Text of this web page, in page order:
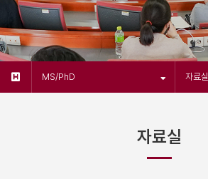
MS/PhD 자료실
자료실